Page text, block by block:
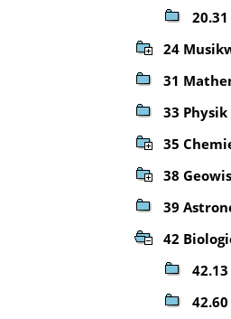
24
31
33 Physik
35
38
39
42